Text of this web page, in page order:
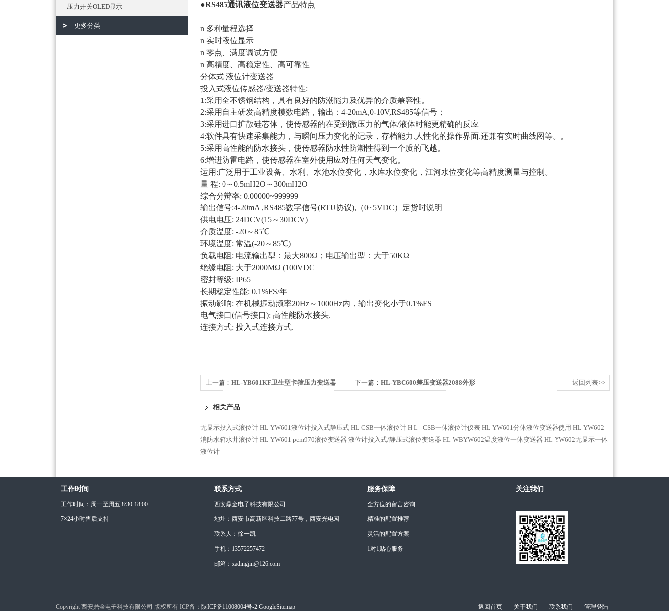
压力开关OLED显示
更多分类
●RS485通讯液位变送器产品特点
n 多种量程选择
n 实时液位显示
n 零点、满度调试方便
n 高精度、高稳定性、高可靠性
分体式 液位计变送器
投入式液位传感器/变送器特性:
1:采用全不锈钢结构，具有良好的防潮能力及优异的介质兼容性。
2:采用自主研发高精度模数电路，输出：4-20mA,0-10V,RS485等信号；
3:采用进口扩散硅芯体，使传感器的在受到微压力的气体/液体时能更精确的反应
4:软件具有快速采集能力，与瞬间压力变化的记录，存档能力.人性化的操作界面.还兼有实时曲线图等。。
5:采用高性能的防水接头，使传感器防水性防潮性得到一个质的飞越。
6:增进防雷电路，使传感器在室外使用应对任何天气变化。
运用 :广泛用于工业设备、水利、水池水位变化，水库水位变化，江河水位变化等高精度测量与控制。
量 程: 0～0.5mH2O～300mH2O
综合分辩率: 0.00000~999999
输出信号:4-20mA ,RS485数字信号(RTU协议),（0~5VDC）定货时说明
供电电压: 24DCV(15～30DCV)
介质温度: -20～85℃
环境温度: 常温(-20～85℃)
负载电阻 : 电流输出型：最大800Ω；电压输出型：大于50KΩ
绝缘电阻 : 大于2000MΩ (100VDC
密封等级: IP65
长期稳定性能: 0.1%FS/年
振动影响: 在机械振动频率20Hz～1000Hz内，输出变化小于0.1%FS
电气接口(信号接口): 高性能防水接头.
连接方式: 投入式连接方式.
上一篇： HL-YB601KF卫生型卡箍压力变送器 下一篇： HL-YBC600差压变送器2088外形 返回列表>>
相关产品
无显示投入式液位计 HL-YW601液位计投入式静压式 HL-CSB一体液位计 H L - CSB一体液位计仪表 HL-YW601分体液位变送器使用 HL-YW602
消防水箱水井液位计 HL-YW601 pcm970液位变送器 液位计投入式/静压式液位变送器 HL-WBYW602温度液位一体变送器 HL-YW602无显示一体
液位计
工作时间
工作时间：周一至周五 8:30-18:00
7×24小时售后支持
联系方式
西安鼎金电子科技有限公司
地址：西安市高新区科技二路77号，西安光电园
联系人：徐一凯
手机：13572257472
邮箱：xadingjin@126.com
服务保障
全方位的留言咨询
精准的配置推荐
灵活的配置方案
1对1贴心服务
关注我们
Copyright 西安鼎金电子科技有限公司 版权所有 ICP备： 陕ICP备11008004号-2 GoogleSitemap 返回首页 关于我们 联系我们 管理登陆